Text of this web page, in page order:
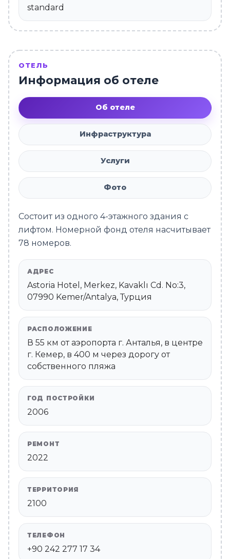
standard
ОТЕЛЬ
Информация об отеле
Об отеле
Инфраструктура
Услуги
Фото
Состоит из одного 4-этажного здания c
лифтом. Номерной фонд отеля насчитывает
78 номеров.
АДРЕС
Astoria Hotel, Merkez, Kavaklı Cd. No:3,
07990 Kemer/Antalya, Турция
РАСПОЛОЖЕНИЕ
В 55 км от аэропорта г. Анталья, в центре
г. Кемер, в 400 м через дорогу от
собственного пляжа
ГОД ПОСТРОЙКИ
2006
РЕМОНТ
2022
ТЕРРИТОРИЯ
2100
ТЕЛЕФОН
+90 242 277 17 34